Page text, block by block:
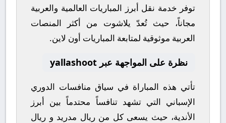
توفر خدمة نقل أبرز المباريات العالمية والعربية
مجاناً، حيث تُعدّ يلاشوت من أكثر المنصات
العربية موثوقية لمتابعة المباريات أون لاين.
نظرة على المواجهة عبر yallashoot
تأتي هذه المباراة في سياق منافسات الدوري
الإسباني التي تشهد تنافساً محتدماً بين أبرز
الأندية، حيث يسعى كل منريال مدريد و ريال